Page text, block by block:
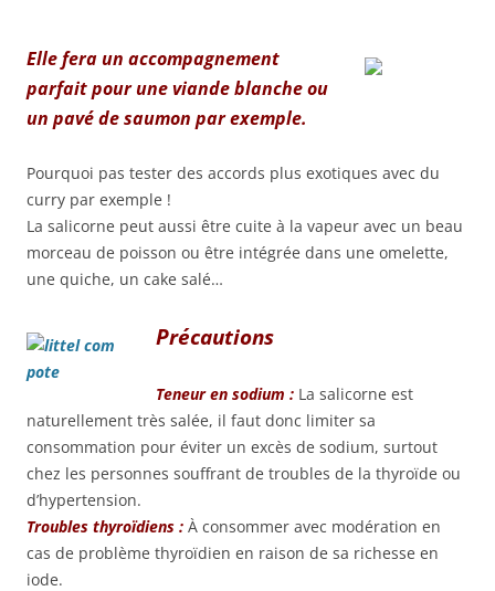
Elle fera un accompagnement
parfait pour une viande blanche ou
un pavé de saumon par exemple.
Pourquoi pas tester des accords plus exotiques avec du
curry par exemple !
La salicorne peut aussi être cuite à la vapeur avec un beau
morceau de poisson ou être intégrée dans une omelette,
une quiche, un cake salé…
Précautions
Teneur en sodium : La salicorne est
naturellement très salée, il faut donc limiter sa
consommation pour éviter un excès de sodium, surtout
chez les personnes souffrant de troubles de la thyroïde ou
d’hypertension.
Troubles thyroïdiens : À consommer avec modération en
cas de problème thyroïdien en raison de sa richesse en
iode.